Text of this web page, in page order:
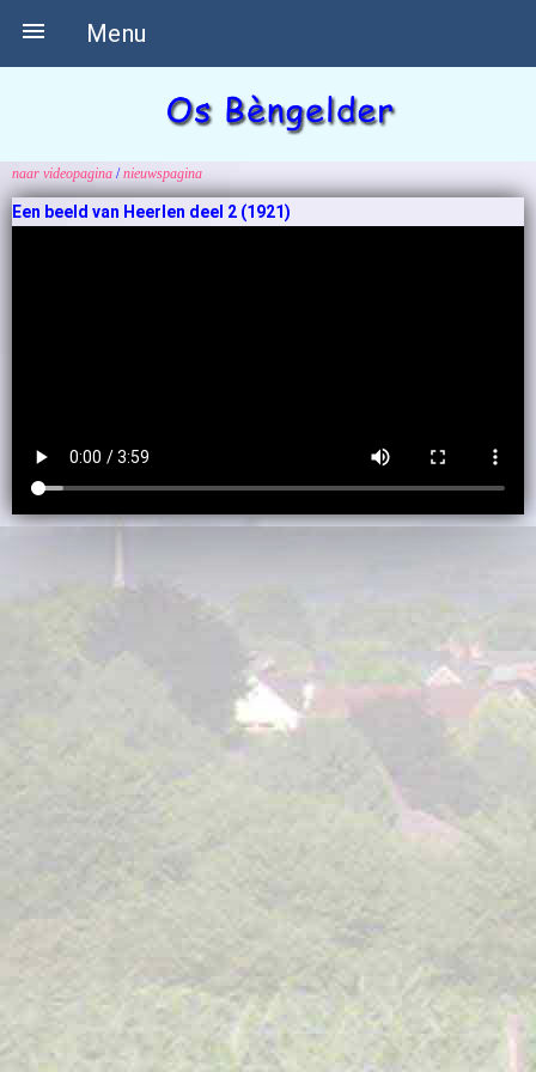
Menu

naar videopagina /nieuwspagina
Een beeld van Heerlen deel 2 (1921)